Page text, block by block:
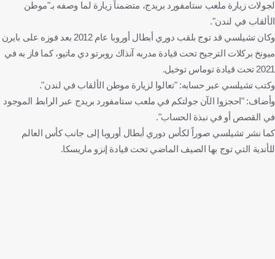
لجولات زيارة ملعب ستامفورد بريدج، متضمناً زيارة لما وصفه بـ"موطن
الألقاب في لندن".
وكان تشيلسي قد توج بلقب دوري أبطال أوروبا عام 2012 بعد فوزه على بايرن
ميونخ بركلات الترجيح تحت قيادة مدربه آنذاك روبرتو دي ماتيو، كما فاز به في
2021 تحت قيادة توماس توخيل.
وكتب تشيلسي عبر حسابه: "تعالوا لزيارة موطن الألقاب في لندن".
وأضاف: "احجزوا الآن جولتكم في ملعب ستامفورد بريدج عبر الرابط الموجود
في القصص أو في نبذة الحساب".
كما نشر تشيلسي صوراً لكأس دوري أبطال أوروبا إلى جانب كأس العالم
للأندية التي توج بها الصيف الماضي تحت قيادة إنزو ماريسكا.